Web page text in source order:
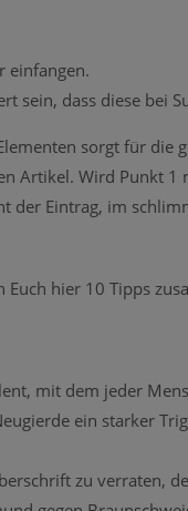
einfangen.
sein, dass diese bei
sorgt für die
Artikel. Wird Punkt 1
der Eintrag, im
hier 10 Tipps
mit dem jeder
ein starker
zu verraten,